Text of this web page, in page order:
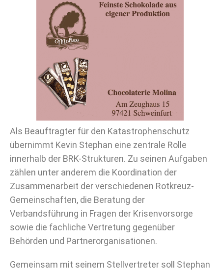
Als Beauftragter für den Katastrophenschutz
übernimmt Kevin Stephan eine zentrale Rolle
innerhalb der BRK-Strukturen. Zu seinen Aufgaben
zählen unter anderem die Koordination der
Zusammenarbeit der verschiedenen Rotkreuz-
Gemeinschaften, die Beratung der
Verbandsführung in Fragen der Krisenvorsorge
sowie die fachliche Vertretung gegenüber
Behörden und Partnerorganisationen.
Gemeinsam mit seinem Stellvertreter soll Stephan